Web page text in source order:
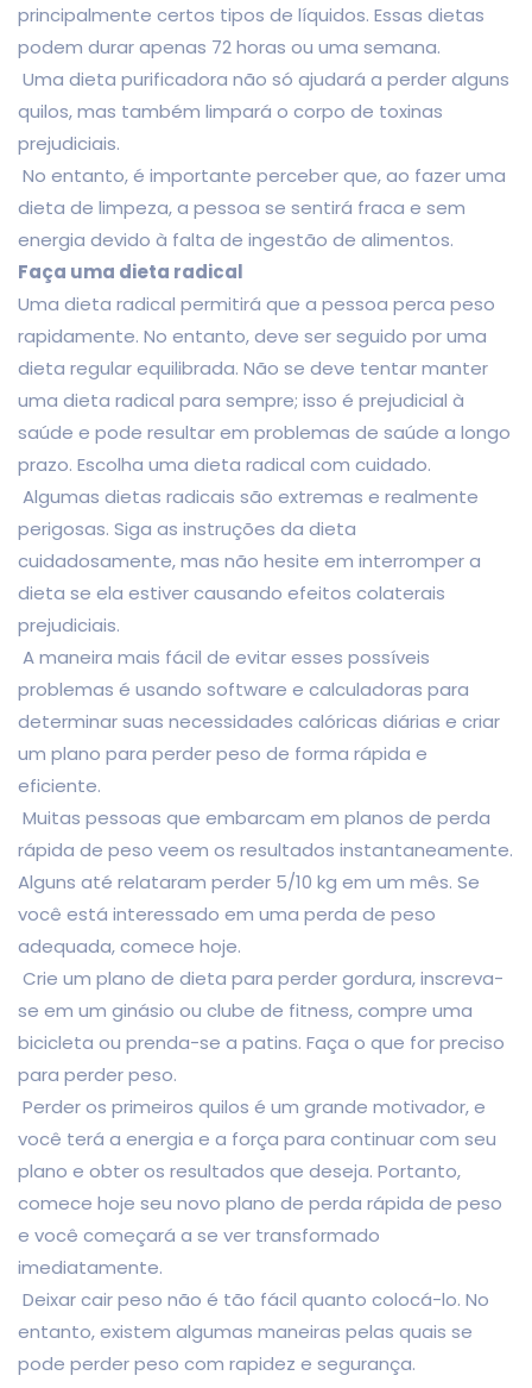
principalmente certos tipos de líquidos. Essas dietas
podem durar apenas 72 horas ou uma semana.
Uma dieta purificadora não só ajudará a perder alguns
quilos, mas também limpará o corpo de toxinas
prejudiciais.
No entanto, é importante perceber que, ao fazer uma
dieta de limpeza, a pessoa se sentirá fraca e sem
energia devido à falta de ingestão de alimentos.
Faça uma dieta radical
Uma dieta radical permitirá que a pessoa perca peso
rapidamente. No entanto, deve ser seguido por uma
dieta regular equilibrada. Não se deve tentar manter
uma dieta radical para sempre; isso é prejudicial à
saúde e pode resultar em problemas de saúde a longo
prazo. Escolha uma dieta radical com cuidado.
Algumas dietas radicais são extremas e realmente
perigosas. Siga as instruções da dieta
cuidadosamente, mas não hesite em interromper a
dieta se ela estiver causando efeitos colaterais
prejudiciais.
A maneira mais fácil de evitar esses possíveis
problemas é usando software e calculadoras para
determinar suas necessidades calóricas diárias e criar
um plano para perder peso de forma rápida e
eficiente.
Muitas pessoas que embarcam em planos de perda
rápida de peso veem os resultados instantaneamente.
Alguns até relataram perder 5/10 kg em um mês. Se
você está interessado em uma perda de peso
adequada, comece hoje.
Crie um plano de dieta para perder gordura, inscreva-
se em um ginásio ou clube de fitness, compre uma
bicicleta ou prenda-se a patins. Faça o que for preciso
para perder peso.
Perder os primeiros quilos é um grande motivador, e
você terá a energia e a força para continuar com seu
plano e obter os resultados que deseja. Portanto,
comece hoje seu novo plano de perda rápida de peso
e você começará a se ver transformado
imediatamente.
Deixar cair peso não é tão fácil quanto colocá-lo. No
entanto, existem algumas maneiras pelas quais se
pode perder peso com rapidez e segurança.